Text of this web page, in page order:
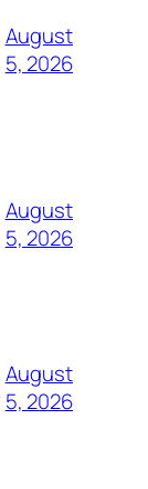
August
5, 2026
August
5, 2026
August
5, 2026